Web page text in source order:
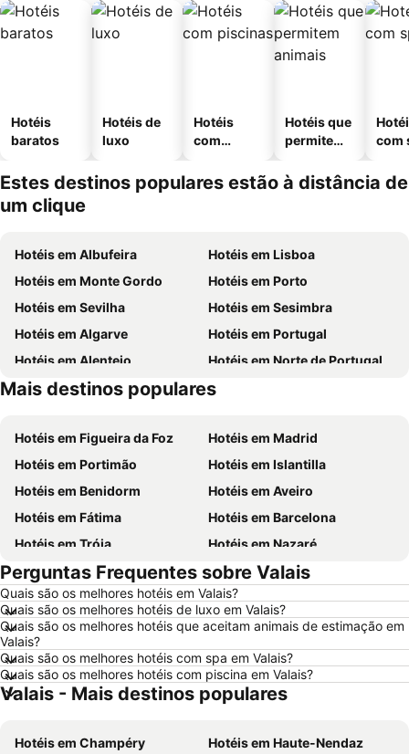
Hotéis
baratos
Hotéis de
luxo
Hotéis
com
Hotéis que
permitem
com
Estes destinos populares estão à distância de
um clique
Hotéis em Albufeira
Hotéis em Lisboa
Hotéis em Monte Gordo
Hotéis em Porto
Hotéis em Sevilha
Hotéis em Sesimbra
Hotéis em Algarve
Hotéis em Portugal
Hotéis em Alentejo
Hotéis em Norte de Portugal
Hotéis em Madeira
Hotéis em Espanha
Mais destinos populares
Hotéis em Figueira da Foz
Hotéis em Madrid
Hotéis em Portimão
Hotéis em Islantilla
Hotéis em Benidorm
Hotéis em Aveiro
Hotéis em Fátima
Hotéis em Barcelona
Hotéis em Tróia
Hotéis em Nazaré
Hotéis em Évora
Hotéis em Peniche
Hotéis em Porto Santo
Hotéis em Isla Canela
Hotéis em Sangenjo
Hotéis em Vila Nova de Milfontes
Hotéis em Vilamoura
Hotéis em Vigo
Hotéis em Roma
Hotéis em Centro de Portugal
Hotéis em Sul de Espanha
Hotéis em Málaga
Perguntas Frequentes sobre Valais
Quais são os melhores hotéis em Valais?
Quais são os melhores hotéis de luxo em Valais?
Quais são os melhores hotéis que aceitam animais de estimação em
Valais?
Quais são os melhores hotéis com spa em Valais?
Quais são os melhores hotéis com piscina em Valais?
Valais - Mais destinos populares
Hotéis em Champéry
Hotéis em Haute-Nendaz